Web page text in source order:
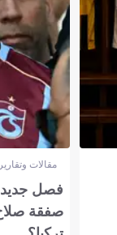
مقالات
فصل جديد
صفقة